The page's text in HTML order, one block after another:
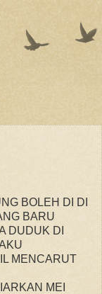
BOLEH DI DI
BARU
DUDUK DI
MENCARUT
MEI